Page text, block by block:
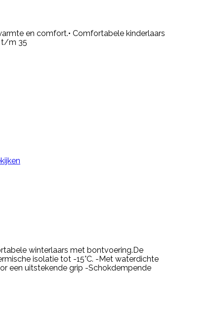
en comfort.• Comfortabele kinderlaars
t/m 35
winterlaars met bontvoering.De
isolatie tot -15°C. -Met waterdichte
een uitstekende grip -Schokdempende